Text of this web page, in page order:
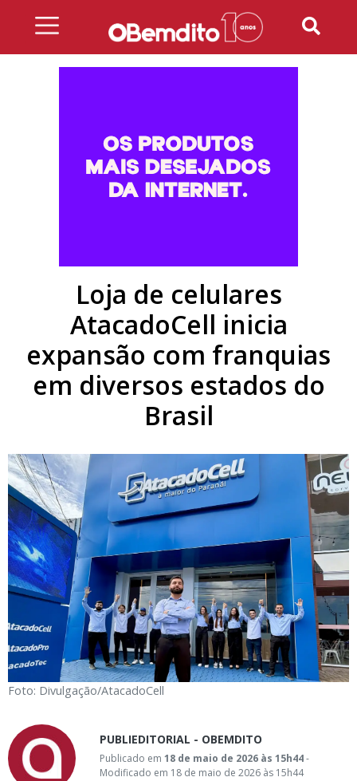
Loja de celulares
AtacadoCell inicia
expansão com franquias
em diversos estados do
Brasil
Foto: Divulgação/AtacadoCell
PUBLIEDITORIAL - OBEMDITO
Publicado em 18 de maio de 2026 às 15h44-
Modificado em 18 de maio de 2026 às 15h44